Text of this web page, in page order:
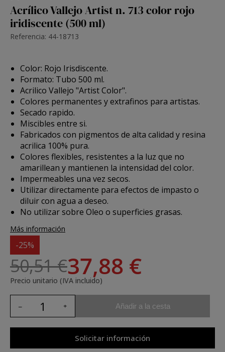
Acrílico Vallejo Artist n. 713 color rojo
iridiscente (500 ml)
Referencia: 44-18713
Color: Rojo Irisdiscente.
Formato: Tubo 500 ml.
Acrilico Vallejo "Artist Color".
Colores permanentes y extrafinos para artistas.
Secado rapido.
Miscibles entre si.
Fabricados con pigmentos de alta calidad y resina
acrilica 100% pura.
Colores flexibles, resistentes a la luz que no
amarillean y mantienen la intensidad del color.
Impermeables una vez secos.
Utilizar directamente para efectos de impasto o
diluir con agua a deseo.
No utilizar sobre Oleo o superficies grasas.
Más información
-25%
50,51 €37,88 €
Precio unitario (IVA incluido)
Añadir a la cesta
Solicitar información